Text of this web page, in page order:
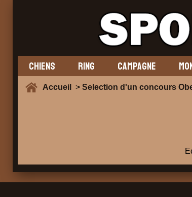
CHIENS RING CAMPAGNE
Accueil > Selection d'un concours